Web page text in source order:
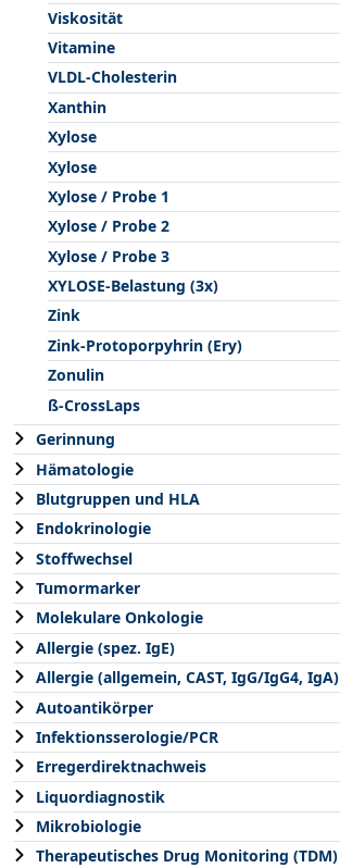
Viskosität
Vitamine
VLDL-Cholesterin
Xanthin
Xylose
Xylose
Xylose / Probe 1
Xylose / Probe 2
Xylose / Probe 3
XYLOSE-Belastung (3x)
Zink
Zink-Protoporpyhrin (Ery)
Zonulin
ß-CrossLaps
Gerinnung
Hämatologie
Blutgruppen und HLA
Endokrinologie
Stoffwechsel
Tumormarker
Molekulare Onkologie
Allergie (spez. IgE)
Allergie (allgemein, CAST, IgG/IgG4, IgA)
Autoantikörper
Infektionsserologie/PCR
Erregerdirektnachweis
Liquordiagnostik
Mikrobiologie
Therapeutisches Drug Monitoring (TDM)